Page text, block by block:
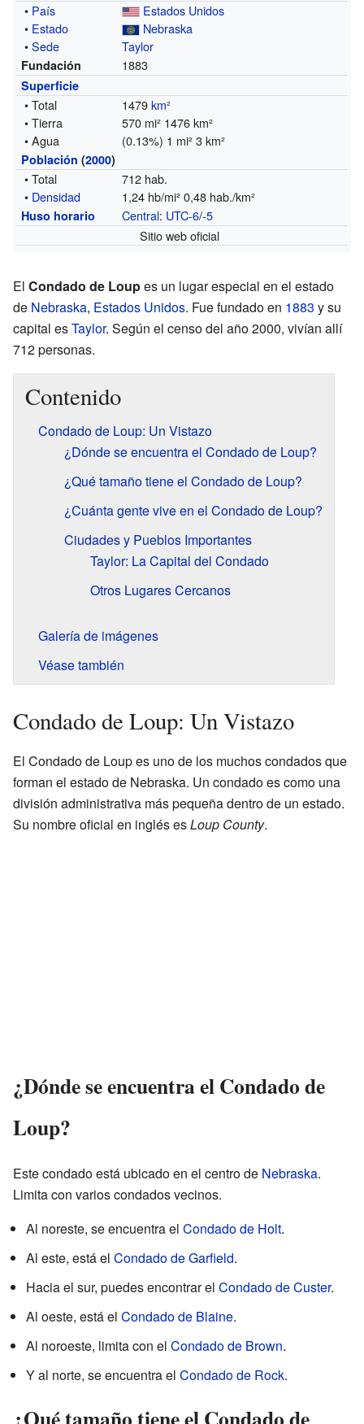
• País
Estados Unidos
• Estado
Nebraska
•Sede Taylor
Fundación 1883
Superficie
• Total 1479km²
• Tierra
570 mi² 1476 km²
• Agua
(0.13%) 1 mi² 3 km²
Población (2000)
• Total
712 hab.
• Densidad 1,24 hb/mi² 0,48 hab./km²
Huso horario Central: UTC-6/-5
Sitio web oficial
El Condado de Loupes un lugar especial en el estado
de Nebraska, Estados Unidos. Fue fundado en 1883 y su
capital esTaylor. Según el censo del año 2000, vivían allí
712 personas.
Contenido
Condado de Loup: Un Vistazo
¿Dónde se encuentra el Condado de Loup?
¿Qué tamaño tiene el Condado de Loup?
¿Cuánta gente vive en el Condado de Loup?
Ciudades y Pueblos Importantes
Taylor: La Capital del Condado
Otros Lugares Cercanos
Galería de imágenes
Véase también
Condado de Loup: Un Vistazo
El Condado de Loup es uno de los muchos condados que
forman el estado de Nebraska. Un condado es como una
división administrativa más pequeña dentro de un estado.
Su nombre oficial en inglés esLoup County.
¿Dónde se encuentra el Condado de
Loup?
Este condado está ubicado en el centro de Nebraska.
Limita con varios condados vecinos.
Al noreste, se encuentra el Condado de Holt.
Al este, está el Condado de Garfield.
Hacia el sur, puedes encontrar el Condado de Custer.
Al oeste, está el Condado de Blaine.
Al noroeste, limita con el Condado de Brown.
Y al norte, se encuentra el Condado de Rock.